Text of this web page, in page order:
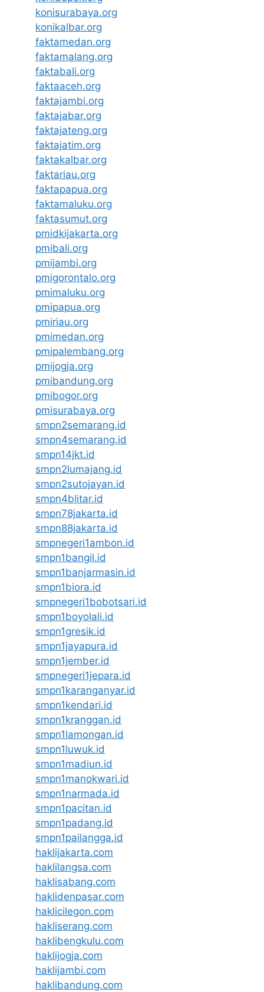
konisurabaya.org
konikalbar.org
faktamedan.org
faktamalang.org
faktabali.org
faktaaceh.org
faktajambi.org
faktajabar.org
faktajateng.org
faktajatim.org
faktakalbar.org
faktariau.org
faktapapua.org
faktamaluku.org
faktasumut.org
pmidkijakarta.org
pmibali.org
pmijambi.org
pmigorontalo.org
pmimaluku.org
pmipapua.org
pmiriau.org
pmimedan.org
pmipalembang.org
pmijogja.org
pmibandung.org
pmibogor.org
pmisurabaya.org
smpn2semarang.id
smpn4semarang.id
smpn14jkt.id
smpn2lumajang.id
smpn2sutojayan.id
smpn4blitar.id
smpn78jakarta.id
smpn88jakarta.id
smpnegeri1ambon.id
smpn1bangil.id
smpn1banjarmasin.id
smpn1biora.id
smpnegeri1bobotsari.id
smpn1boyolali.id
smpn1gresik.id
smpn1jayapura.id
smpn1jember.id
smpnegeri1jepara.id
smpn1karanganyar.id
smpn1kendari.id
smpn1kranggan.id
smpn1lamongan.id
smpn1luwuk.id
smpn1madiun.id
smpn1manokwari.id
smpn1narmada.id
smpn1pacitan.id
smpn1padang.id
smpn1pailangga.id
haklijakarta.com
haklilangsa.com
haklisabang.com
haklidenpasar.com
haklicilegon.com
hakliserang.com
haklibengkulu.com
haklijogja.com
haklijambi.com
haklibandung.com